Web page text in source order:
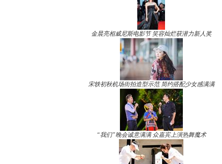
金晨亮相威尼斯电影节 笑容灿烂获潜力新人奖
宋轶初秋机场街拍造型示范 简约搭配少女感满满
“我们”晚会诚意满满 众嘉宾上演热舞魔术